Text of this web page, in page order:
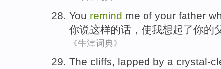
You remind me of your father
你说这样的话 ，使我想起了你的
《牛津词典》
The cliffs, lapped by a crystal-